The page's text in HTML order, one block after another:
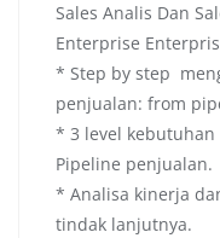
Sales Analis Dan
Enterprise
* Step by step
penjualan: from
* 3 level kebutuhan
Pipeline penjualan.
* Analisa kinerja
tindak lanjutnya.